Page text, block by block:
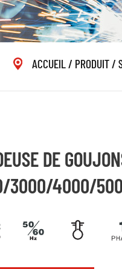
ACCUEIL/ PRODUIT/
DE
3000/4000/